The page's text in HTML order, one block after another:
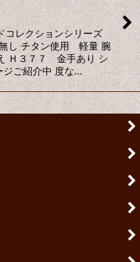
コレクションシリーズ
し チタン使用 軽量 腕
Ｈ３７７ 金手あり シ
ジご紹介中 度な…